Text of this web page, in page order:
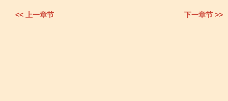
<< 上一章节 下一章节 >>